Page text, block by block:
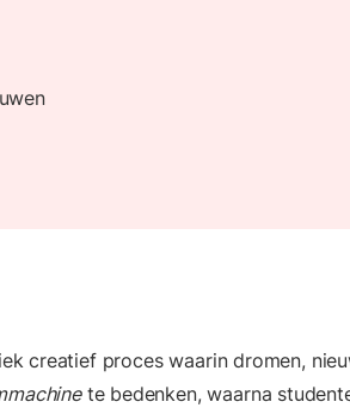
creatief proces waarin dromen,
te bedenken, waarna